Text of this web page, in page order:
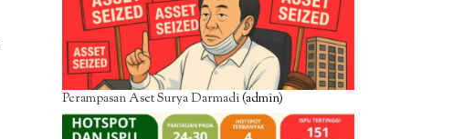
Perampasan Aset Surya Darmadi(admin)